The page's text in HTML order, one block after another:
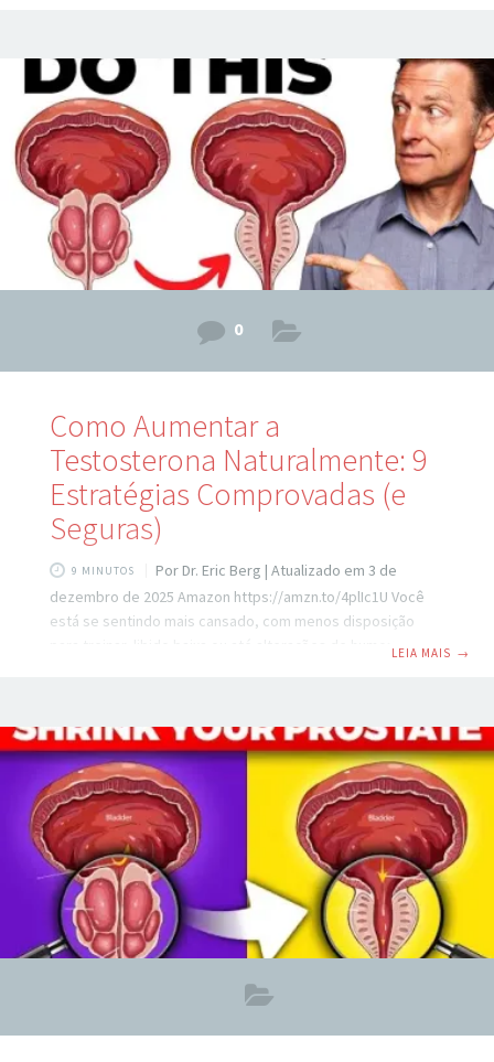
subjacentes de forma integrada. Neste artigo, vamos
explicar: O que é a alopecia androgenética e por que ela
atinge áreas específicas do
0
Como Aumentar a
Testosterona Naturalmente: 9
Estratégias Comprovadas (e
Seguras)
9 MINUTOS
Por Dr. Eric Berg | Atualizado em 3 de
dezembro de 2025 Amazon https://amzn.to/4plIc1U Você
está se sentindo mais cansado, com menos disposição
para treinar, libido baixa ou até alterações de humor? Esses
notícia é: é possível reverter esse quadro de forma natural
— sem depender logo de medicamentos ou terapia de
LEIA MAIS →